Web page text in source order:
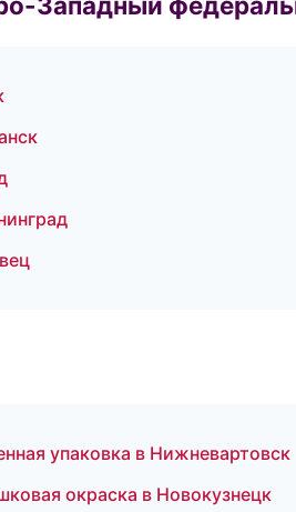
упаковка в Нижневартовск
окраска в Новокузнецк